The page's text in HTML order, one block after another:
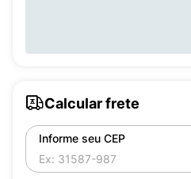
Calcular frete
Informe seu CEP